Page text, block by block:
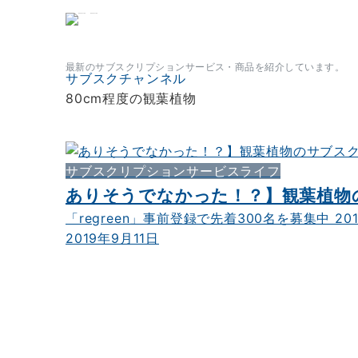
最新のサブスクリプションサービス・商品を紹介しています。
サブスクチャンネル
80cm程度の観葉植物
サブスクリプションサービスライフ
ありそうでなかった！？】観葉植
「regreen」事前登録で先着300名を募集中
2019年9月11日